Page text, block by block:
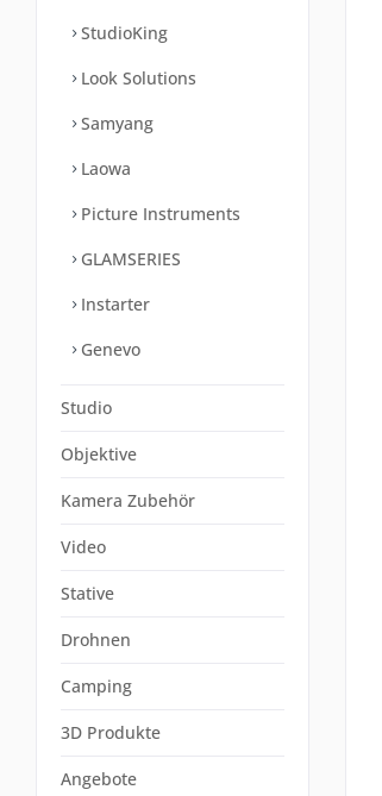
StudioKing
Look Solutions
Samyang
Laowa
Picture Instruments
GLAMSERIES
Instarter
Genevo
Studio
Objektive
Kamera Zubehör
Video
Stative
Drohnen
Camping
3D Produkte
Angebote